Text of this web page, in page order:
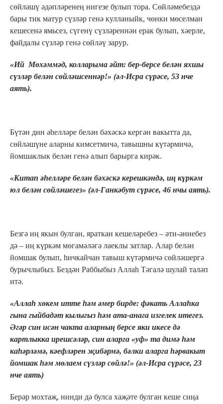
сөйләшү әдәпләренең нигезе булып тора. Сөйләмебездә
бары тик матур сүзләр генә кулланыйк, чөнки мөселман
кешесенә ямьсез, сүгенү сүзләреннән ерак булып, хәерле,
файдалы сүзләр генә сөйләү зарур.
«Ий Мөхәммәд, колларыма әйт: бер-берсе белән яхшы
сүзләр белән сөйләшсеннәр!» (әл-Исра сүрәсе, 53 нче
аять).
Бүтән дин әһелләре белән бәхәскә кергән вакытта да,
сөйләшүне аларны кимсетмичә, тавышны күтәрмичә,
йомшаклык белән генә алып барырга кирәк.
«Китап әһелләре белән бәхәскә керешкәндә, иң күркәм
юл белән сөйләшегез» (әл-Ганкәбут сүрәсе, 46 нчы аять).
Безгә иң якын булган, яраткан кешеләребез – әти-әниебез
дә – иң күркәм мөгамәләгә лаеклы затлар. Алар белән
йомшак булып, һичкайчан тавыш күтәрмичә сөйләшергә
бурычлыбыз. Бездән Раббыбыз Аллаһ Тәгалә шулай таләп
итә.
«Аллаһ хөкем итте һәм әмер бирде: фәкать Аллаһка
гына гыйбадәт кылыгыз һәм ата-анага изгелек итегез.
Әгәр син исән чакта аларның берсе яки икесе дә
картлыкка ирешсәләр, син аларга «уф» та димә һәм
каһәрләмә, кәефләрен җибәрмә, бәлки аларга һәрвакыт
йомшак һәм мөлаем сүзләр сөйлә!» (әл-Исра сүрәсе, 23
нче аять)
Берәр мохтаҗ, нинди дә булса хаҗәте булган кеше сиңа